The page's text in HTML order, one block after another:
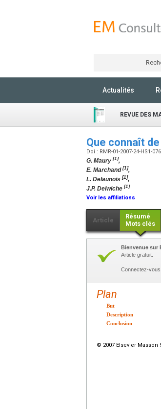
Actualités
REVUE DES
Que connaît
Doi : RMR-01-2007-24-HS1-
G. Maury [1],
E. Marchand[1],
L. Delaunois [1],
J.P. Delwiche [1]
Voir les affiliations
Article
Résumé
Mots clés
Bienvenue sur
Article gratuit.
Connectez-
Plan
But
Description
Conclusion
© 2007 Elsevier Masson